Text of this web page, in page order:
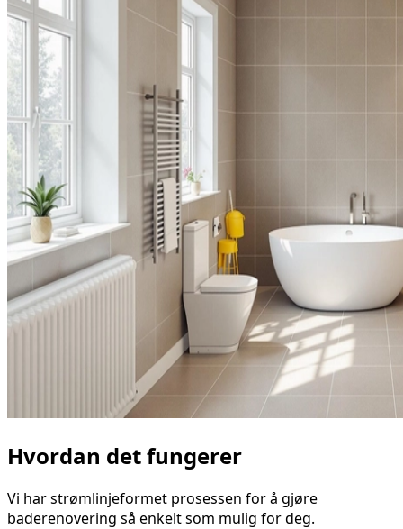
Hvordan det fungerer
Vi har strømlinjeformet prosessen for å gjøre
baderenovering så enkelt som mulig for deg.